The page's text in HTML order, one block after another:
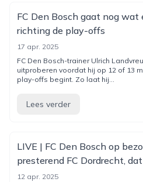
FC Den Bosch gaat nog
richting de play-offs
17 apr. 2025
FC Den Bosch-trainer Ulrich
uitproberen voordat hij op 12 of 13
play-offs begint. Zo laat hij...
Lees verder
LIVE | FC Den Bosch op
presterend FC Dordrecht,
12 apr. 2025